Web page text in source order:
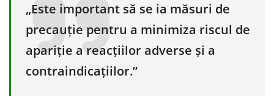
„Este important să se ia măsuri de
precauție pentru a minimiza riscul de
apariție a reacțiilor adverse și a
contraindicațiilor.”